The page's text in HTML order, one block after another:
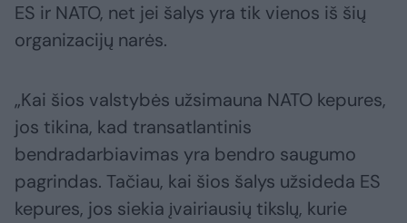
ES ir NATO, net jei šalys yra tik vienos iš šių
organizacijų narės.
„Kai šios valstybės užsimauna NATO kepures,
jos tikina, kad transatlantinis
bendradarbiavimas yra bendro saugumo
pagrindas. Tačiau, kai šios šalys užsideda ES
kepures, jos siekia įvairiausių tikslų, kurie